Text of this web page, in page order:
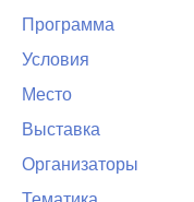
Программа
Условия
Место
Выставка
Организаторы